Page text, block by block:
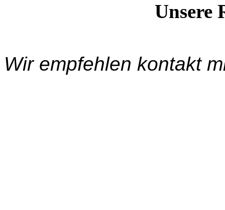
Unsere
Wir empfehlen kontakt